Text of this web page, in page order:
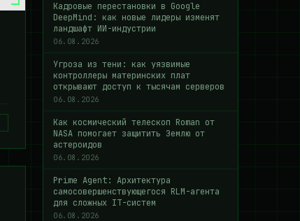
Кадровые перестановки в Google
DeepMind: как новые лидеры изменят
ландшафт ИИ-индустрии
06.08.2026
Угроза из тени: как уязвимые
контроллеры материнских плат
открывают доступ к тысячам серверов
06.08.2026
Как космический телескоп Roman от
NASA помогает защитить Землю от
астероидов
06.08.2026
Prime Agent: Архитектура
самосовершенствующегося RLM-агента
для сложных IT-систем
06.08.2026